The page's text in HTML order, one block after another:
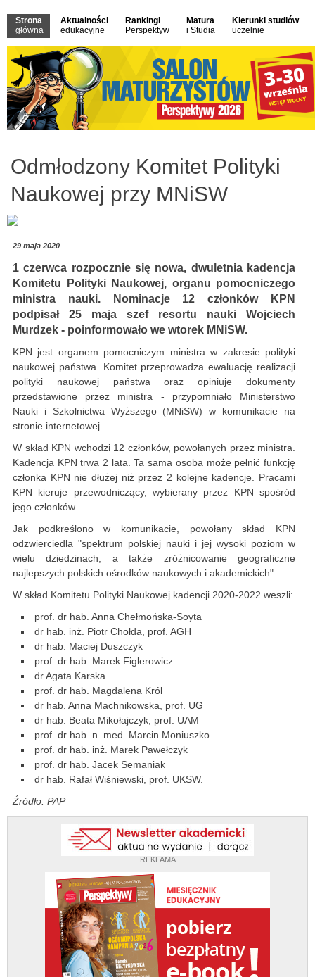
Strona
główna
Aktualności
edukacyjne
Rankingi
Perspektyw
Matura
i Studia
Kierunki studiów
uczelnie
REKLAMA
Odmłodzony Komitet Polityki
Naukowej przy MNiSW
29 maja 2020
1 czerwca rozpocznie się nowa, dwuletnia kadencja
Komitetu Polityki Naukowej, organu pomocniczego
ministra nauki. Nominacje 12 członków KPN
podpisał 25 maja szef resortu nauki Wojciech
Murdzek - poinformowało we wtorek MNiSW.
KPN jest organem pomocniczym ministra w zakresie polityki
naukowej państwa. Komitet przeprowadza ewaluację realizacji
polityki naukowej państwa oraz opiniuje dokumenty
przedstawione przez ministra - przypomniało Ministerstwo
Nauki i Szkolnictwa Wyższego (MNiSW) w komunikacie na
stronie internetowej.
W skład KPN wchodzi 12 członków, powołanych przez ministra.
Kadencja KPN trwa 2 lata. Ta sama osoba może pełnić funkcję
członka KPN nie dłużej niż przez 2 kolejne kadencje. Pracami
KPN kieruje przewodniczący, wybierany przez KPN spośród
jego członków.
Jak podkreślono w komunikacie, powołany skład KPN
odzwierciedla "spektrum polskiej nauki i jej wysoki poziom w
wielu dziedzinach, a także zróżnicowanie geograficzne
najlepszych polskich ośrodków naukowych i akademickich".
W skład Komitetu Polityki Naukowej kadencji 2020-2022 weszli:
prof. dr hab. Anna Chełmońska-Soyta
dr hab. inż. Piotr Chołda, prof. AGH
dr hab. Maciej Duszczyk
prof. dr hab. Marek Figlerowicz
dr Agata Karska
prof. dr hab. Magdalena Król
dr hab. Anna Machnikowska, prof. UG
dr hab. Beata Mikołajczyk, prof. UAM
prof. dr hab. n. med. Marcin Moniuszko
prof. dr hab. inż. Marek Pawełczyk
prof. dr hab. Jacek Semaniak
dr hab. Rafał Wiśniewski, prof. UKSW.
Źródło: PAP